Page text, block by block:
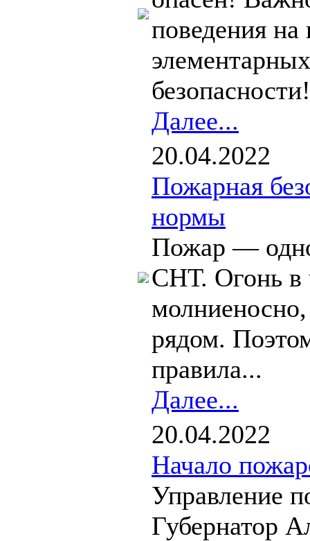
поведения
Далее...
20.04.2022
Пожарная
нормы
Пожар —
СНТ. Огонь в
молниеносно,
рядом.
правила...
Далее...
20.04.2022
Начало
Управление
Губернатор